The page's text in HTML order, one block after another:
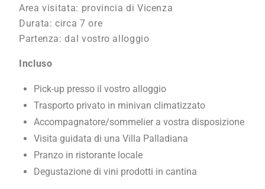
Area visitata: provincia di Vicenza
Durata: circa 7 ore
Partenza:dal vostro alloggio
Incluso
Pick-up presso il vostro alloggio
Trasporto privato in minivan climatizzato
Accompagnatore/sommelier a vostra disposizione
Visita guidata di una Villa Palladiana
Pranzo in ristorante locale
Degustazione di vini prodotti in cantina